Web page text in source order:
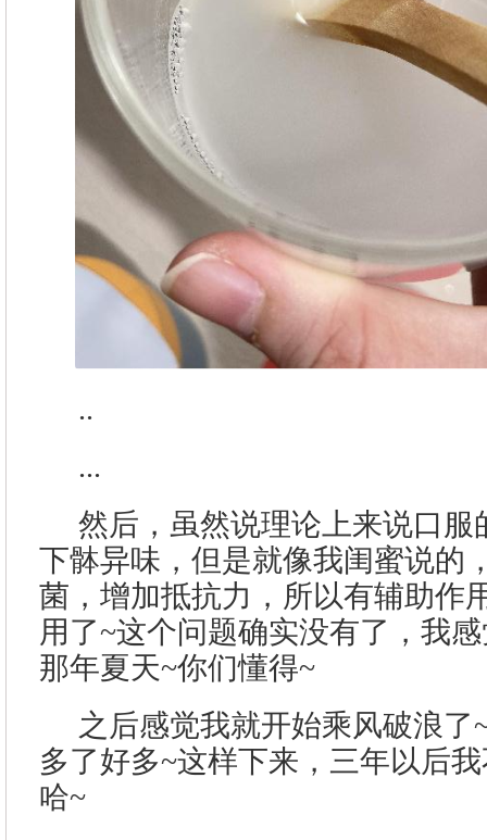
..
...
然后，虽然说理论上来说口服
下骵异味，但是就像我闺蜜说的
菌，增加抵抗力，所以有辅助作
用了~这个问题确实没有了，我
那年夏天~你们懂得~
之后感觉我就开始乘风破浪了
多了好多~这样下来，三年以后
哈~